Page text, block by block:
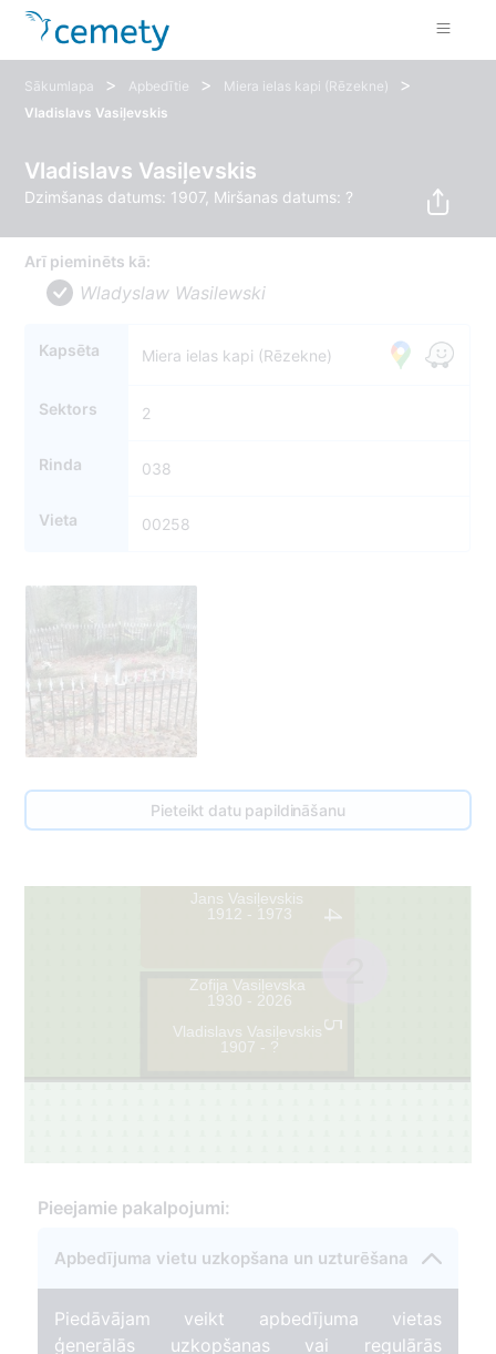
Sākumlapa > Apbedītie > Miera ielas kapi (Rēzekne) >
Vladislavs Vasiļevskis
Vladislavs Vasiļevskis
Dzimšanas datums: 1907, Miršanas datums: ?
Arī pieminēts kā:
Wladyslaw Wasilewski
Kapsēta Miera ielas kapi (Rēzekne)
Sektors 2
Rinda 038
Vieta 00258
Pieteikt datu papildināšanu
4
5
Jans Vasiļevskis
1912 - 1973
Zofija Vasiļevska
1930 - 2026
Vladislavs Vasiļevskis
1907 - ?
Pieejamie pakalpojumi:
Apbedījuma vietu uzkopšana un uzturēšana
Piedāvājam veikt apbedījuma vietas
ģenerālās uzkopšanas vai regulārās